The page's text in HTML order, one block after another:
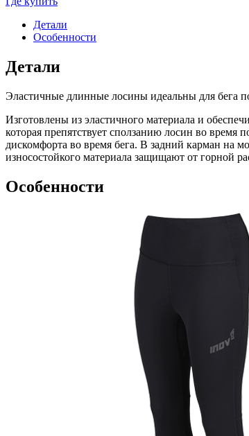
Детали
Особенности
Детали
Эластичные длинные лосины идеальны для бега
Изготовлены из эластичного материала и
которая препятствует сползанию лосин во
дискомфорта во время бега. В задний карман на
износостойкого материала защищают от горной
Особенности